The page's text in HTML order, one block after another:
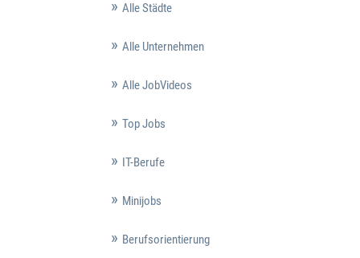
Alle Städte
Alle Unternehmen
Alle JobVideos
Top Jobs
IT-Berufe
Minijobs
Berufsorientierung